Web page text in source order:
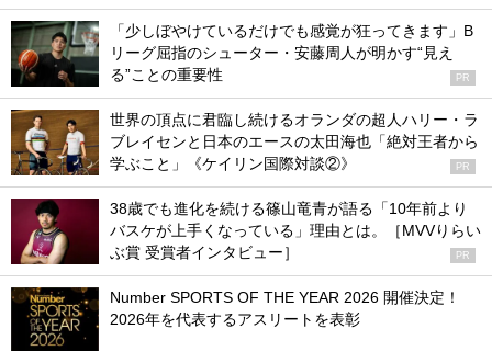
「少しぼやけているだけでも感覚が狂ってきます」B
リーグ屈指のシューター・安藤周人が明かす“見え
る”ことの重要性
PR
世界の頂点に君臨し続けるオランダの超人ハリー・ラ
ブレイセンと日本のエースの太田海也「絶対王者から
学ぶこと」《ケイリン国際対談②》
PR
38歳でも進化を続ける篠山竜青が語る「10年前より
バスケが上手くなっている」理由とは。［MVVりらい
ぶ賞 受賞者インタビュー］
PR
Number SPORTS OF THE YEAR 2026 開催決定！
2026年を代表するアスリートを表彰